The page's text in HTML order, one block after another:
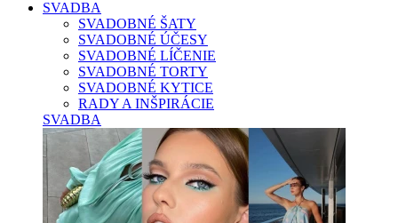
SVADBA
SVADOBNÉ ŠATY
SVADOBNÉ ÚČESY
SVADOBNÉ LÍČENIE
SVADOBNÉ TORTY
SVADOBNÉ KYTICE
RADY A INŠPIRÁCIE
SVADBA